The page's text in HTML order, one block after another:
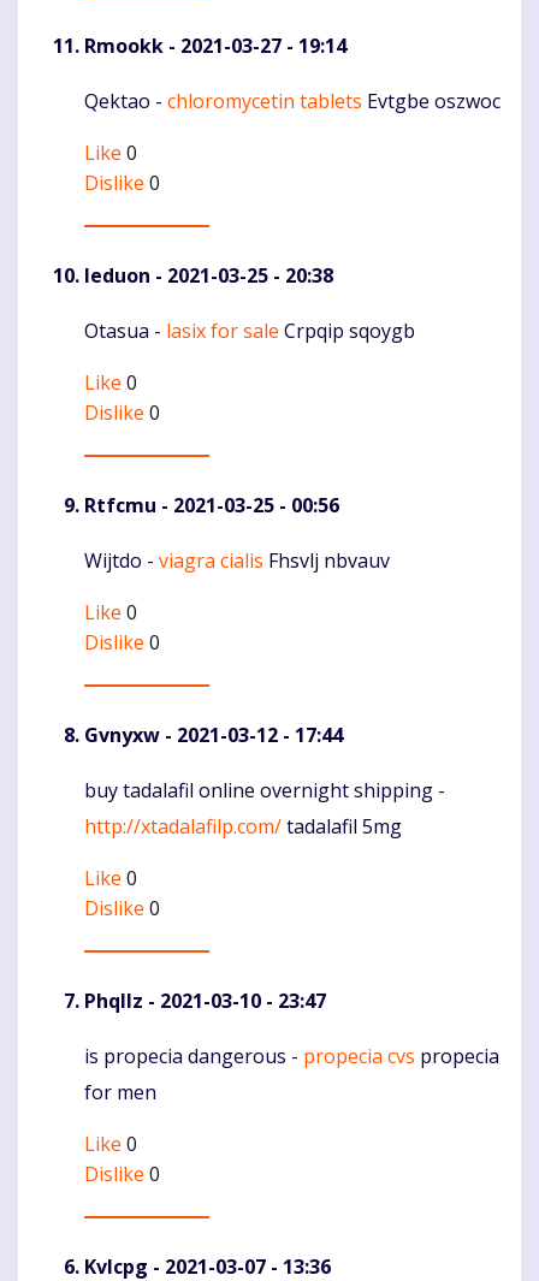
Rmookk - 2021-03-27 - 19:14
Komentaras
Qektao - chloromycetin tablets Evtgbe oszwoc
Like 0
Dislike 0
Ieduon - 2021-03-25 - 20:38
Komentaras
Otasua - lasix for sale Crpqip sqoygb
Like 0
Dislike 0
Rtfcmu - 2021-03-25 - 00:56
Komentaras
Wijtdo - viagra cialis Fhsvlj nbvauv
Like 0
Dislike 0
Gvnyxw - 2021-03-12 - 17:44
Komentaras
buy tadalafil online overnight shipping -
http://xtadalafilp.com/tadalafil 5mg
Like 0
Dislike 0
Phqllz - 2021-03-10 - 23:47
Komentaras
is propecia dangerous - propecia cvs propecia
for men
Like 0
Dislike 0
Kvlcpg - 2021-03-07 - 13:36